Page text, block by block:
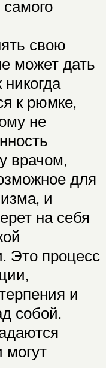
самого
свою
может дать
к рюмке,
не
врачом,
для
и
на себя
Это процесс
и
собой.
могут